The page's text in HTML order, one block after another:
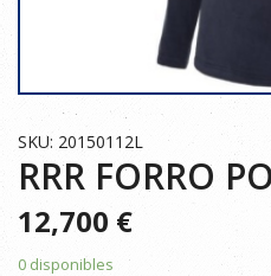
SKU: 20150112L
RRR FORRO
12,700 €
0 disponibles